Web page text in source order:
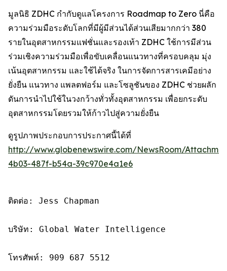
มูลนิธิ ZDHC กำกับดูแลโครงการ Roadmap to Zero นี่คือ
ความร่วมมือระดับโลกที่มีผู้มีส่วนได้ส่วนเสียมากกว่า 380
รายในอุตสาหกรรมแฟชั่นและรองเท้า ZDHC ใช้การมีส่วน
ร่วมเชิงความร่วมมือเพื่อขับเคลื่อนแนวทางที่ครอบคลุม มุ่ง
เน้นอุตสาหกรรม และใช้ได้จริง ในการจัดการสารเคมีอย่าง
ยั่งยืน แนวทาง แพลตฟอร์ม และโซลูชันของ ZDHC ช่วยผลัก
ดันการนำไปใช้ในวงกว้างทั่วทั้งอุตสาหกรรม เพื่อยกระดับ
อุตสาหกรรมโดยรวมให้ก้าวไปสู่ความยั่งยืน
ดูรูปภาพประกอบการประกาศนี้ได้ที่
http://www.globenewswire.com/NewsRoom/
4b03-487f-b54a-39c970e4a1e6
ติดต่อ: Jess Chapman
บริษัท: Global Water Intelligence
โทรศัพท์: 909 687 5512